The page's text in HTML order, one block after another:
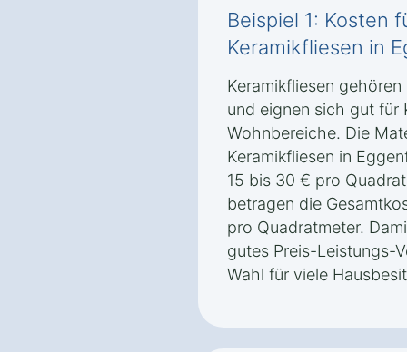
Beispiel 1: Kosten
Keramikfliesen in
Keramikfliesen
und eignen sich gut für
Wohnbereiche. Die
Keramikfliesen in
15 bis 30 € pro
betragen die
pro Quadratmeter.
gutes Preis-Leistungs-
Wahl für viele